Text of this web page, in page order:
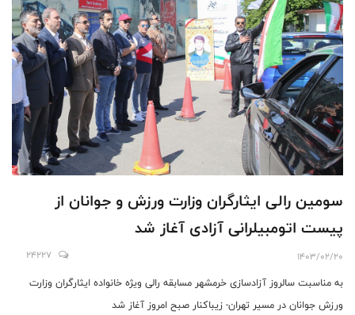
سومین رالی ایثارگران وزارت ورزش و جوانان از
پیست اتومبیلرانی آزادی آغاز شد
1403/02/20
24227
به مناسبت سالروز آزادسازی خرمشهر مسابقه رالی ویژه خانواده ایثارگران وزارت
ورزش جوانان در مسیر تهران- زیباکنار صبح امروز آغاز شد